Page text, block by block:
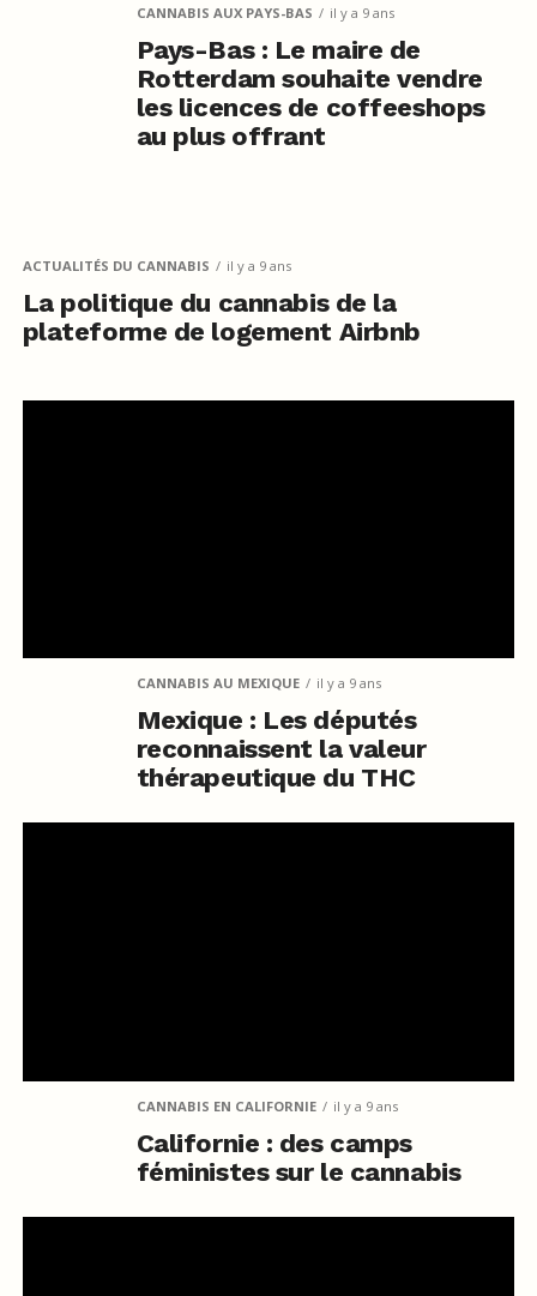
CANNABIS AUX PAYS-BAS il y a 9 ans
Pays-Bas : Le maire de
Rotterdam souhaite vendre
les licences de coffeeshops
au plus offrant
ACTUALITÉS DU CANNABIS il y a 9 ans
La politique du cannabis de la
plateforme de logement Airbnb
CANNABIS AU MEXIQUE il y a 9 ans
Mexique : Les députés
reconnaissent la valeur
thérapeutique du THC
CANNABIS EN CALIFORNIE il y a 9 ans
Californie : des camps
féministes sur le cannabis